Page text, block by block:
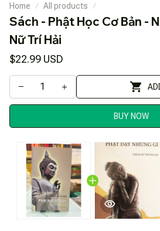
Home All products
Sách - Phật Học Cơ Bản -
Nữ Trí Hải
$22.99 USD
BUY NOW